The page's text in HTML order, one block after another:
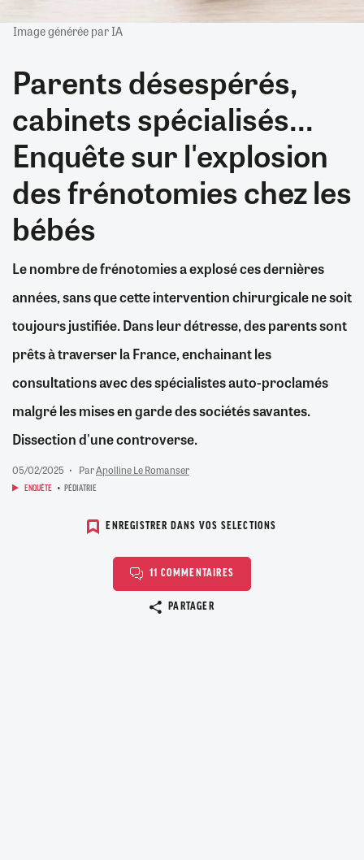
Image générée par IA
Parents désespérés,
cabinets spécialisés...
Enquête sur l'explosion
des frénotomies chez les
bébés
Le nombre de frénotomies a explosé ces dernières
années, sans que cette intervention chirurgicale ne soit
toujours justifiée. Dans leur détresse, des parents sont
prêts à traverser la France, enchainant les
consultations avec des spécialistes auto-proclamés
malgré les mises en garde des sociétés savantes.
Dissection d'une controverse.
05/02/2025 ParApolline Le Romanser
ENQUÊTE PÉDIATRIE
ENREGISTRER DANS VOS SELECTIONS
11 COMMENTAIRES
PARTAGER